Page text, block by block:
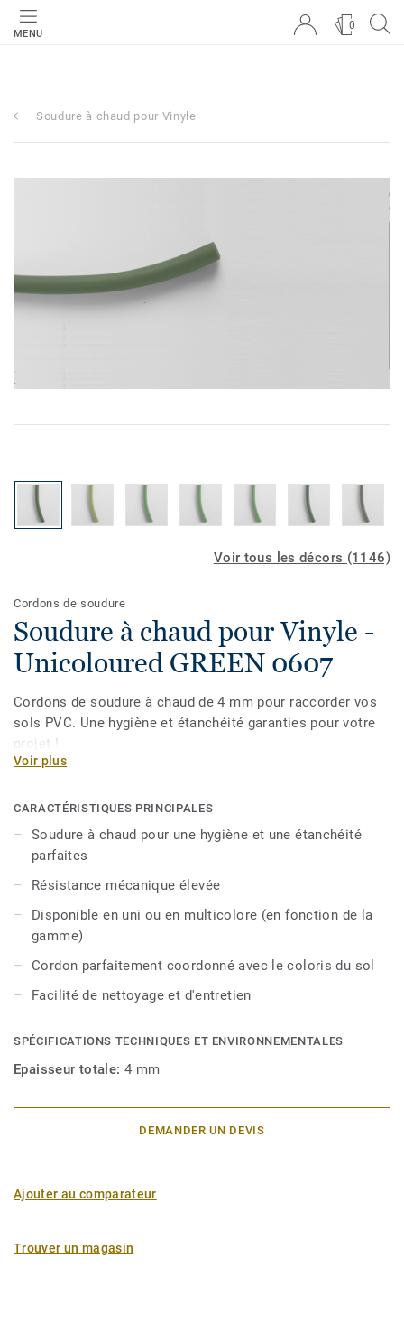
MENU
0
Soudure à chaud pour Vinyle
Voir tous les décors (1146)
Cordons de soudure
Soudure à chaud pour Vinyle -
Unicoloured GREEN 0607
Cordons de soudure à chaud de 4 mm pour raccorder vos
sols PVC. Une hygiène et étanchéité garanties pour votre
projet !
Voir plus
CARACTÉRISTIQUES PRINCIPALES
Soudure à chaud pour une hygiène et une étanchéité
parfaites
Résistance mécanique élevée
Disponible en uni ou en multicolore (en fonction de la
gamme)
Cordon parfaitement coordonné avec le coloris du sol
Facilité de nettoyage et d'entretien
SPÉCIFICATIONS TECHNIQUES ET ENVIRONNEMENTALES
Epaisseur totale: 4 mm
DEMANDER UN DEVIS
Ajouter au comparateur
Trouver un magasin